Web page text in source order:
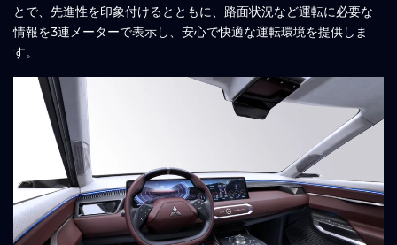
とで、先進性を印象付けるとともに、路面状況など運転に必要な
情報を3連メーターで表示し、安心で快適な運転環境を提供しま
す。